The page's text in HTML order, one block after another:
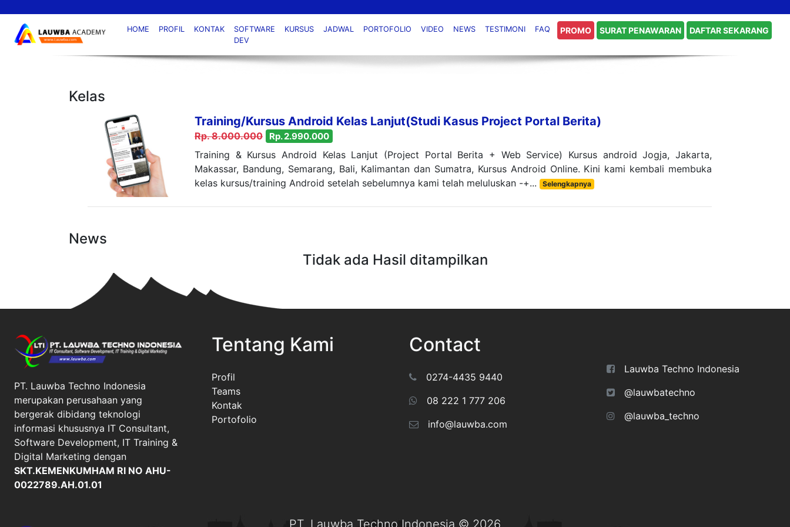
HOME PROFIL KONTAK
SOFTWARE
DEV
KURSUS JADWAL PORTOFOLIO VIDEO NEWS TESTIMONI FAQ PROMO SURAT PENAWARAN DAFTAR SEKARANG
Kelas
Training/Kursus Android Kelas Lanjut(Studi Kasus Project Portal Berita)
Rp. 8.000.000 Rp. 2.990.000
Training & Kursus Android Kelas Lanjut (Project Portal Berita + Web Service) Kursus android Jogja, Jakarta,
Makassar, Bandung, Semarang, Bali, Kalimantan dan Sumatra, Kursus Android Online. Kini kami kembali membuka
kelas kursus/training Android setelah sebelumnya kami telah meluluskan -+...
Selengkapnya
News
Tidak ada Hasil ditampilkan
PT. Lauwba Techno Indonesia
merupakan perusahaan yang
bergerak dibidang teknologi
informasi khususnya IT Consultant,
Software Development, IT Training &
Digital Marketing dengan
SKT.KEMENKUMHAM RI NO AHU-
0022789.AH.01.01
Tentang Kami
Profil
Teams
Kontak
Portofolio
Contact
0274-4435 9440
08 222 1 777 206
info@lauwba.com
Lauwba Techno Indonesia
@lauwbatechno
@lauwba_techno